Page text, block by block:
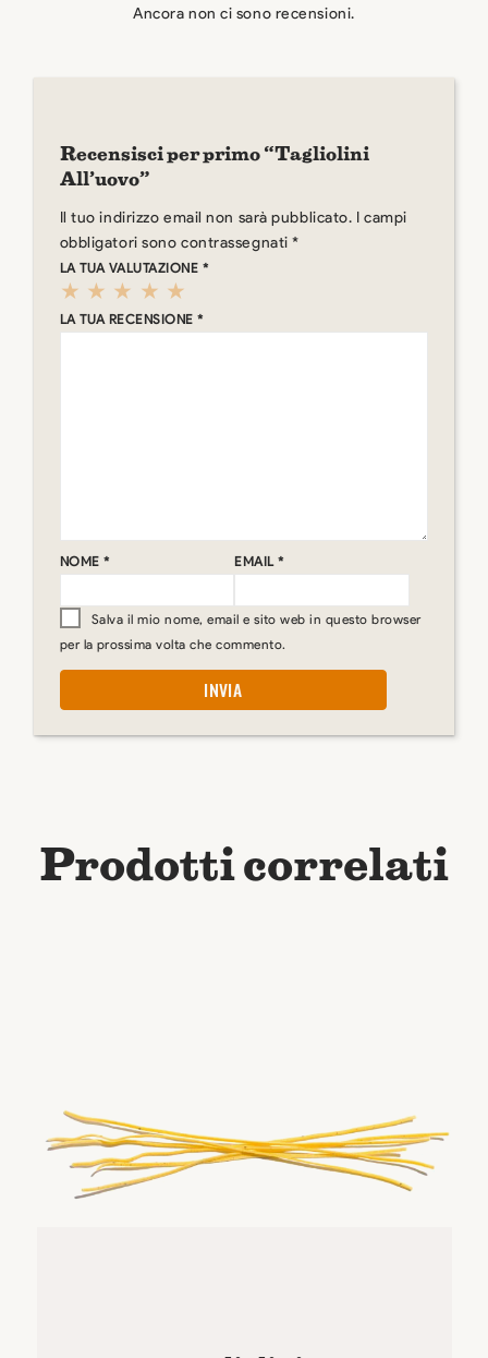
Ancora non ci sono recensioni.
Recensisci per primo “Tagliolini
All’uovo”
Il tuo indirizzo email non sarà pubblicato. I campi
obbligatori sono contrassegnati*
LA TUA VALUTAZIONE *
LA TUA RECENSIONE*
NOME * EMAIL*
Salva il mio nome, email e sito web in questo browser
per la prossima volta che commento.
Prodotti correlati